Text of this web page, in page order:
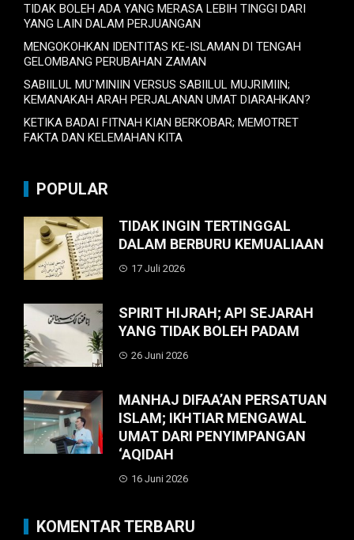
TIDAK BOLEH ADA YANG MERASA LEBIH TINGGI DARI
YANG LAIN DALAM PERJUANGAN
MENGOKOHKAN IDENTITAS KE-ISLAMAN DI TENGAH
GELOMBANG PERUBAHAN ZAMAN
SABIILUL MU`MINIIN VERSUS SABIILUL MUJRIMIIN;
KEMANAKAH ARAH PERJALANAN UMAT DIARAHKAN?
KETIKA BADAI FITNAH KIAN BERKOBAR; MEMOTRET
FAKTA DAN KELEMAHAN KITA
POPULAR
TIDAK INGIN TERTINGGAL
DALAM BERBURU KEMUALIAAN
17 Juli 2026
SPIRIT HIJRAH; API SEJARAH
YANG TIDAK BOLEH PADAM
26 Juni 2026
MANHAJ DIFAA’AN PERSATUAN
ISLAM; IKHTIAR MENGAWAL
UMAT DARI PENYIMPANGAN
‘AQIDAH
16 Juni 2026
KOMENTAR TERBARU